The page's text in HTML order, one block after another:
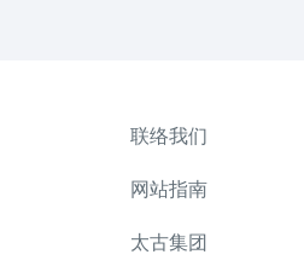
联络我们
网站指南
太古集团